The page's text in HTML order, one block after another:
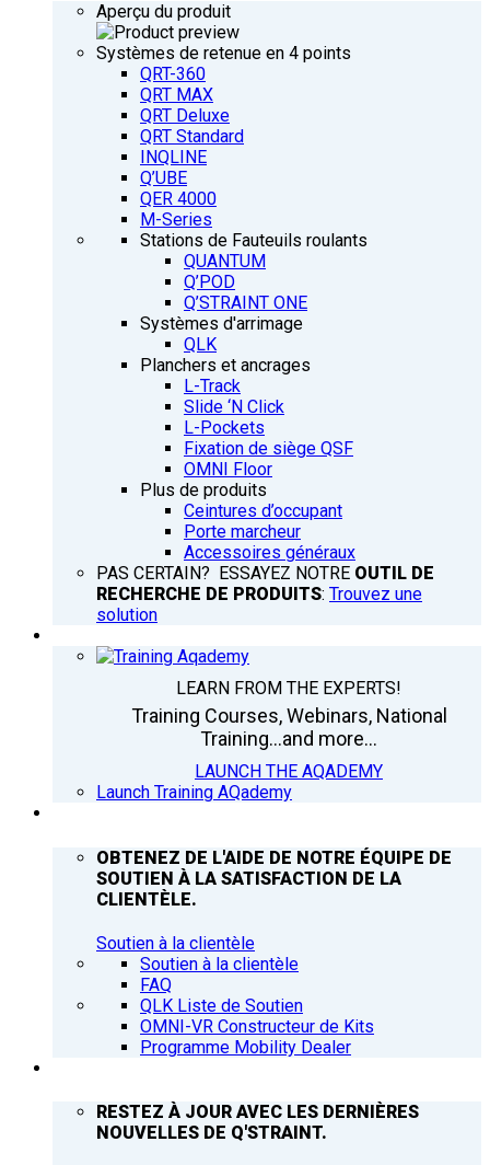
Aperçu du produit
Systèmes de retenue en 4 points
QRT-360
QRT MAX
QRT Deluxe
QRT Standard
INQLINE
Q’UBE
QER 4000
M-Series
Stations de Fauteuils roulants
QUANTUM
Q’POD
Q’STRAINT ONE
Systèmes d'arrimage
QLK
Planchers et ancrages
L-Track
Slide ‘N Click
L-Pockets
Fixation de siège QSF
OMNI Floor
Plus de produits
Ceintures d’occupant
Porte marcheur
Accessoires généraux
PAS CERTAIN? ESSAYEZ NOTRE OUTIL DE
RECHERCHE DE PRODUITS: Trouvez une
solution
LEARN FROM THE EXPERTS!
Training Courses, Webinars, National
Training...and more...
LAUNCH THE AQADEMY
Launch Training AQademy
OBTENEZ DE L'AIDE DE NOTRE ÉQUIPE DE
SOUTIEN À LA SATISFACTION DE LA
CLIENTÈLE.
Soutien à la clientèle
Soutien à la clientèle
FAQ
QLK Liste de Soutien
OMNI-VR Constructeur de Kits
Programme Mobility Dealer
RESTEZ À JOUR AVEC LES DERNIÈRES
NOUVELLES DE Q'STRAINT.